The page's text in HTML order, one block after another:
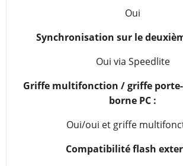
Oui
Synchronisation sur le
Oui via Speedlite
Griffe multifonction / griffe porte-
borne PC :
Oui/oui et griffe
Compatibilité flash